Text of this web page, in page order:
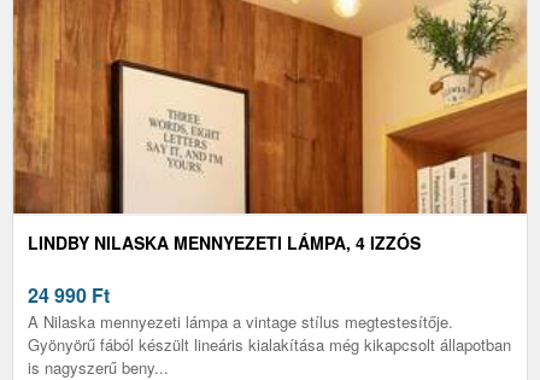
LINDBY NILASKA MENNYEZETI LÁMPA, 4 IZZÓS
24 990 Ft
A Nilaska mennyezeti lámpa a vintage stílus megtestesítője.
Gyönyörű fából készült lineáris kialakítása még kikapcsolt állapotban
is nagyszerű beny...